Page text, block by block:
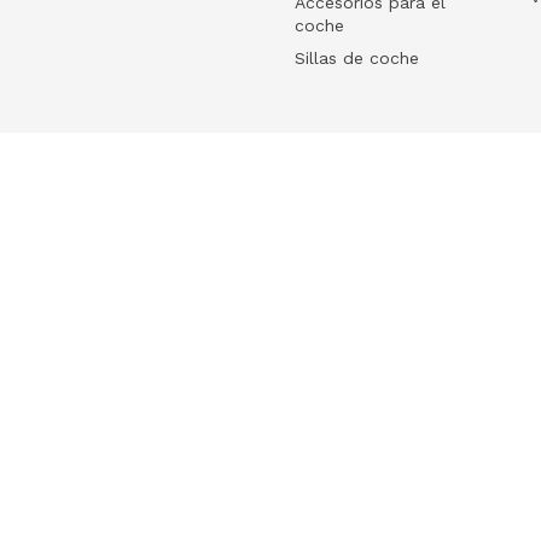
coche
Sillas de coche